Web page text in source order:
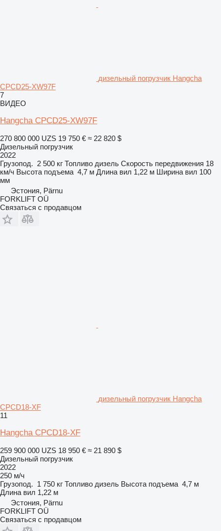
дизельный погрузчик Hangcha
CPCD25-XW97F
7
ВИДЕО
Hangcha CPCD25-XW97F
270 800 000 UZS 19 750 € ≈ 22 820 $
Дизельный погрузчик
2022
Грузопод. 2 500 кг Топливо дизель Скорость передвижения 18
км/ч Высота подъема 4,7 м Длина вил 1,22 м Ширина вил 100
мм
Эстония, Pärnu
FORKLIFT OÜ
Связаться с продавцом
дизельный погрузчик Hangcha
CPCD18-XF
11
Hangcha CPCD18-XF
259 900 000 UZS 18 950 € ≈ 21 890 $
Дизельный погрузчик
2022
250 м/ч
Грузопод. 1 750 кг Топливо дизель Высота подъема 4,7 м
Длина вил 1,22 м
Эстония, Pärnu
FORKLIFT OÜ
Связаться с продавцом